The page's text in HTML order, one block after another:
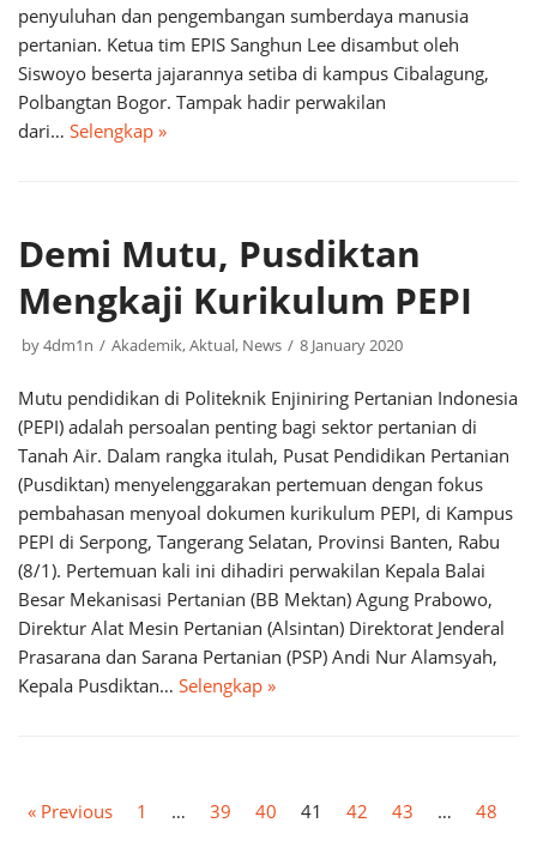
penyuluhan dan pengembangan sumberdaya manusia
pertanian. Ketua tim EPIS Sanghun Lee disambut oleh
Siswoyo beserta jajarannya setiba di kampus Cibalagung,
Polbangtan Bogor. Tampak hadir perwakilan
dari… Selengkap »
Demi Mutu, Pusdiktan
Mengkaji Kurikulum PEPI
by4dm1n Akademik,Aktual, News 8 January 2020
Mutu pendidikan di Politeknik Enjiniring Pertanian Indonesia
(PEPI) adalah persoalan penting bagi sektor pertanian di
Tanah Air. Dalam rangka itulah, Pusat Pendidikan Pertanian
(Pusdiktan) menyelenggarakan pertemuan dengan fokus
pembahasan menyoal dokumen kurikulum PEPI, di Kampus
PEPI di Serpong, Tangerang Selatan, Provinsi Banten, Rabu
(8/1). Pertemuan kali ini dihadiri perwakilan Kepala Balai
Besar Mekanisasi Pertanian (BB Mektan) Agung Prabowo,
Direktur Alat Mesin Pertanian (Alsintan) Direktorat Jenderal
Prasarana dan Sarana Pertanian (PSP) Andi Nur Alamsyah,
Kepala Pusdiktan… Selengkap »
« Previous 1 … 39 40 41 42 43 … 48